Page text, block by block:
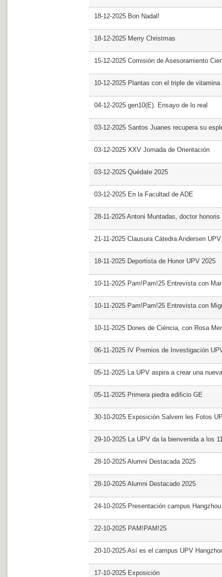
18-12-2025 Bon Nadal!
18-12-2025 Merry Christmas
15-12-2025 Comisión de Asesoramiento
10-12-2025 Plantas con el triple de vitamina
04-12-2025 gen10(E). Ensayo de lo real
03-12-2025 Santos Juanes recupera su
03-12-2025 XXV Jornada de Orientación
03-12-2025 Quédate 2025
03-12-2025 En la Facultad de ADE
28-11-2025 Antoni Muntadas, doctor
21-11-2025 Clausura Cátedra Andersen UPV
18-11-2025 Deportista de Honor UPV 2025
10-11-2025 Pam!Pam!25 Entrevista con
10-11-2025 Pam!Pam!25 Entrevista con
10-11-2025 Dones de Ciència, con Rosa
06-11-2025 IV Premios de Investigación
05-11-2025 La UPV aspira a crear una
05-11-2025 Primera piedra edificio GE
30-10-2025 Exposición Salvem les Fotos
29-10-2025 La UPV da la bienvenida a los
28-10-2025 Alumni Destacada 2025
28-10-2025 Alumni Destacado 2025
24-10-2025 Presentación campus
22-10-2025 PAM!PAM!25
20-10-2025 Así es el campus UPV
17-10-2025 Exposición